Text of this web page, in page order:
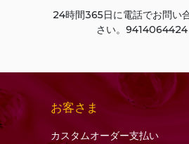
24時間365日に電話でお問い
さい。9414064424
お客さま
カスタムオーダー支払い